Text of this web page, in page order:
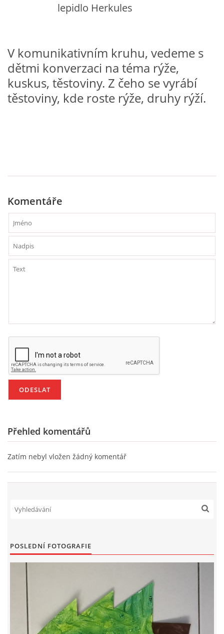
VZDĚLÁVACÍ BLOK ÚNOR
VZDĚLÁVACÍ BLOK DUBEN
VÝTVARNÉ TECHNIKY
VÝTVARNÉ AKTIVITY - LÉTO
VÝTVARNÉ AKTIVITY - PODZIM
VÝTVARNÉ AKTIVITY - ZIMA
PÍSNĚ K TÉMATU JARO
BÁSNĚ K TÉMATU JARO
PÍSNĚ K TÉMATU LÉTO
BÁSNĚ K TÉMATU LÉTO
BÁSNĚ K TÉMATU PODZIM
POHYBOVÉ AKTIVITY NA TÉMA PODZIM
PÍSNĚ K TÉMATU ZIMA
lepidlo Herkules
V komunikativním kruhu, vedeme s
dětmi konverzaci na téma rýže,
kuskus, těstoviny. Z čeho se vyrábí
těstoviny, kde roste rýže, druhy rýží.
Komentáře
Přehled komentářů
Zatím nebyl vložen žádný komentář
POSLEDNÍ FOTOGRAFIE